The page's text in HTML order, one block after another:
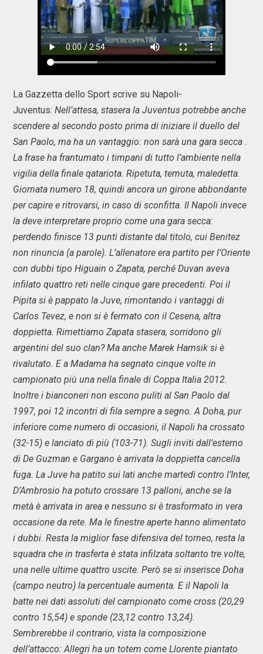
La Gazzetta dello Sport scrive su Napoli-
Juventus: Nell’attesa, stasera la Juventus potrebbe anche
scendere al secondo posto prima di iniziare il duello del
San Paolo, ma ha un vantaggio: non sarà una gara secca .
La frase ha frantumato i timpani di tutto l’ambiente nella
vigilia della finale qatariota. Ripetuta, temuta, maledetta.
Giornata numero 18, quindi ancora un girone abbondante
per capire e ritrovarsi, in caso di sconfitta. Il Napoli invece
la deve interpretare proprio come una gara secca:
perdendo finisce 13 punti distante dal titolo, cui Benitez
non rinuncia (a parole). L’allenatore era partito per l’Oriente
con dubbi tipo Higuain o Zapata, perché Duvan aveva
infilato quattro reti nelle cinque gare precedenti. Poi il
Pipita si è pappato la Juve, rimontando i vantaggi di
Carlos Tevez, e non si è fermato con il Cesena, altra
doppietta. Rimettiamo Zapata stasera, sorridono gli
argentini del suo clan? Ma anche Marek Hamsik si è
rivalutato. E a Madama ha segnato cinque volte in
campionato più una nella finale di Coppa Italia 2012.
Inoltre i bianconeri non escono puliti al San Paolo dal
1997, poi 12 incontri di fila sempre a segno. A Doha, pur
inferiore come numero di occasioni, il Napoli ha crossato
(32-15) e lanciato di più (103-71). Sugli inviti dall’esterno
di De Guzman e Gargano è arrivata la doppietta cancella
fuga. La Juve ha patito sui lati anche martedì contro l’Inter,
D’Ambrosio ha potuto crossare 13 palloni, anche se la
metà è arrivata in area e nessuno si è trasformato in vera
occasione da rete. Ma le finestre aperte hanno alimentato
i dubbi. Resta la miglior fase difensiva del torneo, resta la
squadra che in trasferta è stata infilzata soltanto tre volte,
una nelle ultime quattro uscite. Però se si inserisce Doha
(campo neutro) la percentuale aumenta. E il Napoli la
batte nei dati assoluti del campionato come cross (20,29
contro 15,54) e sponde (23,12 contro 13,24).
Sembrerebbe il contrario, vista la composizione
dell’attacco: Allegri ha un totem come Llorente piantato